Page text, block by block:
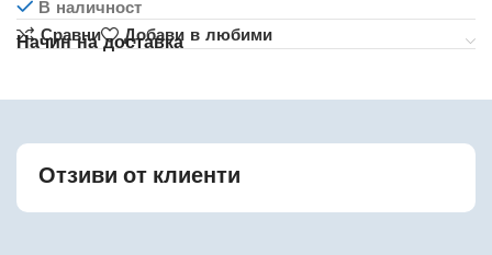
В наличност
Сравни
Добави в любими
Начин на доставка
Отзиви от клиенти